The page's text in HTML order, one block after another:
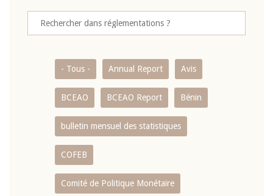
- Tous - Annual Report Avis
BCEAO BCEAO Report Bénin
bulletin mensuel des statistiques
COFEB
Comité de Politique Monétaire